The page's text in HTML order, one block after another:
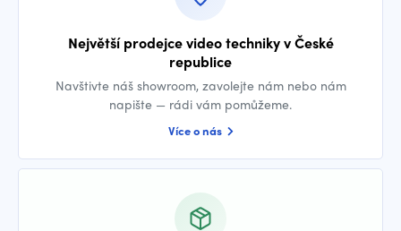
Největší prodejce video techniky v České
republice
Navštivte náš showroom, zavolejte nám nebo nám
napište — rádi vám pomůžeme.
Více o nás